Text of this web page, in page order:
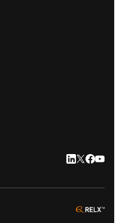
LinkedIn 新
Twitter 新